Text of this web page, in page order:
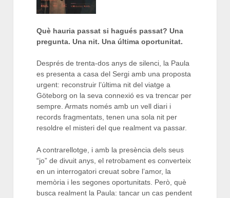
Què hauria passat si hagués passat? Una
pregunta. Una nit. Una última oportunitat.
Després de trenta-dos anys de silenci, la Paula
es presenta a casa del Sergi amb una proposta
urgent: reconstruir l’última nit del viatge a
Göteborg on la seva connexió es va trencar per
sempre. Armats només amb un vell diari i
records fragmentats, tenen una sola nit per
resoldre el misteri del que realment va passar.
A contrarellotge, i amb la presència dels seus
“jo” de divuit anys, el retrobament es converteix
en un interrogatori creuat sobre l’amor, la
memòria i les segones oportunitats. Però, què
busca realment la Paula: tancar un cas pendent